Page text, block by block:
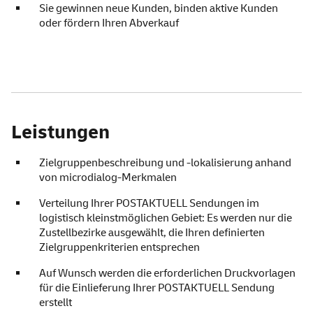
Sie gewinnen neue Kunden, binden aktive Kunden
oder fördern Ihren Abverkauf
Leistungen
Zielgruppenbeschreibung und -lokalisierung anhand
von microdialog-Merkmalen
Verteilung Ihrer POSTAKTUELL Sendungen im
logistisch kleinstmöglichen Gebiet: Es werden nur die
Zustellbezirke ausgewählt, die Ihren definierten
Zielgruppenkriterien entsprechen
Auf Wunsch werden die erforderlichen Druckvorlagen
für die Einlieferung Ihrer POSTAKTUELL Sendung
erstellt